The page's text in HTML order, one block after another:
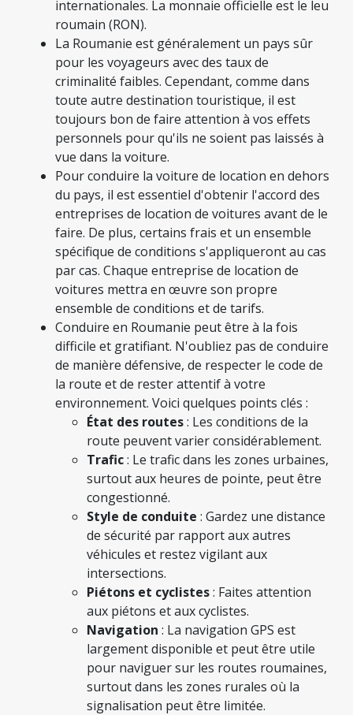
internationales. La monnaie officielle est le leu
roumain (RON).
La Roumanie est généralement un pays sûr
pour les voyageurs avec des taux de
criminalité faibles. Cependant, comme dans
toute autre destination touristique, il est
toujours bon de faire attention à vos effets
personnels pour qu'ils ne soient pas laissés à
vue dans la voiture.
Pour conduire la voiture de location en dehors
du pays, il est essentiel d'obtenir l'accord des
entreprises de location de voitures avant de le
faire. De plus, certains frais et un ensemble
spécifique de conditions s'appliqueront au cas
par cas. Chaque entreprise de location de
voitures mettra en œuvre son propre
ensemble de conditions et de tarifs.
Conduire en Roumanie peut être à la fois
difficile et gratifiant. N'oubliez pas de conduire
de manière défensive, de respecter le code de
la route et de rester attentif à votre
environnement. Voici quelques points clés :
État des routes: Les conditions de la
route peuvent varier considérablement.
Trafic: Le trafic dans les zones urbaines,
surtout aux heures de pointe, peut être
congestionné.
Style de conduite : Gardez une distance
de sécurité par rapport aux autres
véhicules et restez vigilant aux
intersections.
Piétons et cyclistes: Faites attention
aux piétons et aux cyclistes.
Navigation : La navigation GPS est
largement disponible et peut être utile
pour naviguer sur les routes roumaines,
surtout dans les zones rurales où la
signalisation peut être limitée.